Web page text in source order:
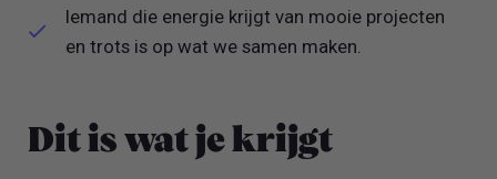
Iemand die energie krijgt van mooie projecten
en trots is op wat we samen maken.
Dit is wat je krijgt